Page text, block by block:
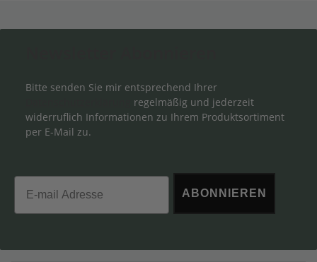
Bitte senden Sie mir entsprechend Ihrer
regelmäßig und jederzeit
widerruflich Informationen zu Ihrem Produktsortiment
per E-Mail zu.
Email
ABONNIEREN